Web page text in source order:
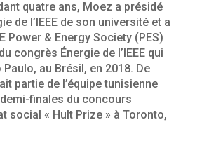
quatre ans, Moez a présidé
de l’IEEE de son université et a
Power & Energy Society (PES)
congrès Énergie de l’IEEE qui
Paulo, au Brésil, en 2018. De
partie de l’équipe tunisienne
finales du concours
social « Hult Prize » à Toronto,